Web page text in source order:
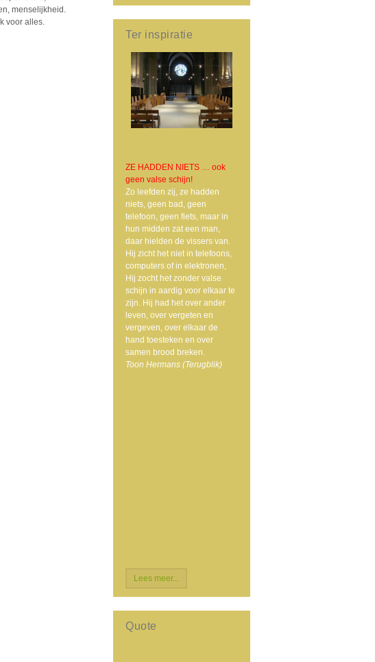
Ter inspiratie
ZE HADDEN NIETS … ook
geen valse schijn!
Zo leefden zij, ze hadden
niets, geen bad, geen
telefoon, geen fiets, maar in
hun midden zat een man,
daar hielden de vissers van.
Hij zicht het niet in telefoons,
computers of in elektronen,
Hij zocht het zonder valse
schijn in aardig voor elkaar te
zijn. Hij had het over ander
leven, over vergeten en
vergeven, over elkaar de
hand toesteken en over
samen brood breken.
Toon Hermans (Terugblik)
Lees meer...
Quote
menselijkheid.
voor alles.